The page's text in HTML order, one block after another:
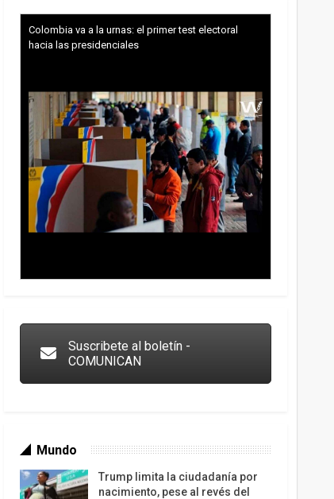
Colombia va a la urnas: el primer test electoral
hacia las presidenciales
Suscribete al boletín -
COMUNICAN
Mundo
Trump limita la ciudadanía por
nacimiento, pese al revés del